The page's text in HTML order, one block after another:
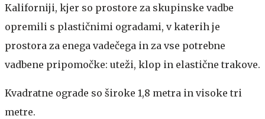
Kaliforniji, kjer so prostore za skupinske vadbe
opremili s plastičnimi ogradami, v katerih je
prostora za enega vadečega in za vse potrebne
vadbene pripomočke: uteži, klop in elastične trakove.
Kvadratne ograde so široke 1,8 metra in visoke tri
metre.